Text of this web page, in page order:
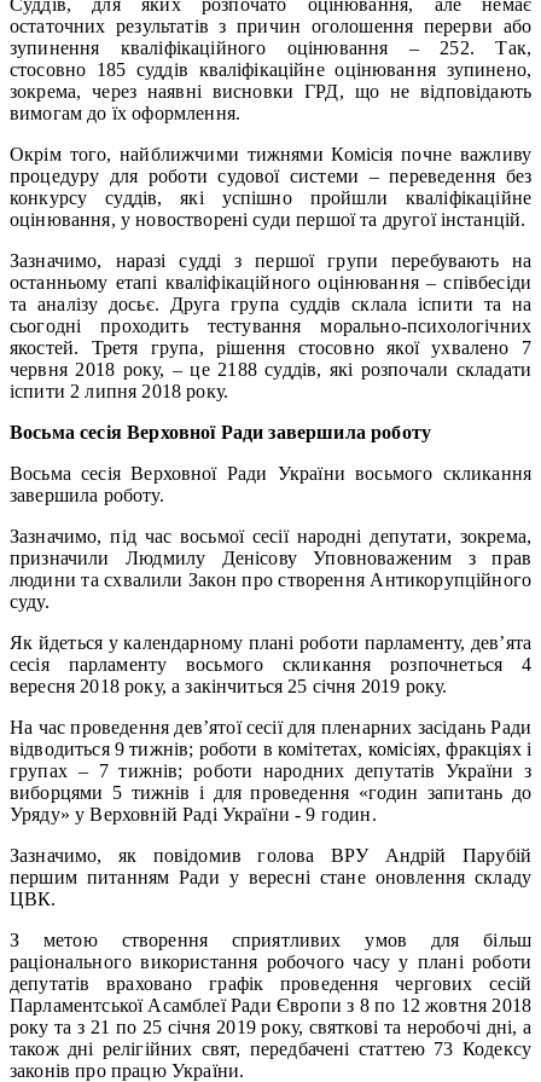
остаточних результатів з причин оголошення перерви або
зупинення кваліфікаційного оцінювання – 252. Так,
стосовно 185 суддів кваліфікаційне оцінювання зупинено,
зокрема, через наявні висновки ГРД, що не відповідають
вимогам до їх оформлення.
Окрім того, найближчими тижнями Комісія почне важливу
процедуру для роботи судової системи – переведення без
конкурсу суддів, які успішно пройшли кваліфікаційне
оцінювання, у новостворені суди першої та другої інстанцій.
Зазначимо, наразі судді з першої групи перебувають на
останньому етапі кваліфікаційного оцінювання – співбесіди
та аналізу досьє. Друга група суддів склала іспити та на
сьогодні проходить тестування морально-психологічних
якостей. Третя група, рішення стосовно якої ухвалено 7
червня 2018 року, – це 2188 суддів, які розпочали складати
іспити 2 липня 2018 року.
Восьма сесія Верховної Ради завершила роботу
Восьма сесія Верховної Ради України восьмого скликання
завершила роботу.
Зазначимо, під час восьмої сесії народні депутати, зокрема,
призначили Людмилу Денісову Уповноваженим з прав
людини та схвалили Закон про створення Антикорупційного
суду.
Як йдеться у календарному плані роботи парламенту, дев’ята
сесія парламенту восьмого скликання розпочнеться 4
вересня 2018 року, а закінчиться 25 січня 2019 року.
На час проведення дев’ятої сесії для пленарних засідань Ради
відводиться 9 тижнів; роботи в комітетах, комісіях, фракціях і
групах – 7 тижнів; роботи народних депутатів України з
виборцями 5 тижнів і для проведення «годин запитань до
Уряду» у Верховній Раді України - 9 годин.
Зазначимо, як повідомив голова ВРУ Андрій Парубій
першим питанням Ради у вересні стане оновлення складу
ЦВК.
З метою створення сприятливих умов для більш
раціонального використання робочого часу у плані роботи
депутатів враховано графік проведення чергових сесій
Парламентської Асамблеї Ради Європи з 8 по 12 жовтня 2018
року та з 21 по 25 січня 2019 року, святкові та неробочі дні, а
також дні релігійних свят, передбачені статтею 73 Кодексу
законів про працю України.